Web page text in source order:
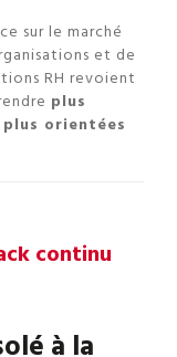
sur le marché
et de
RH revoient
plus
orientées
continu
à la